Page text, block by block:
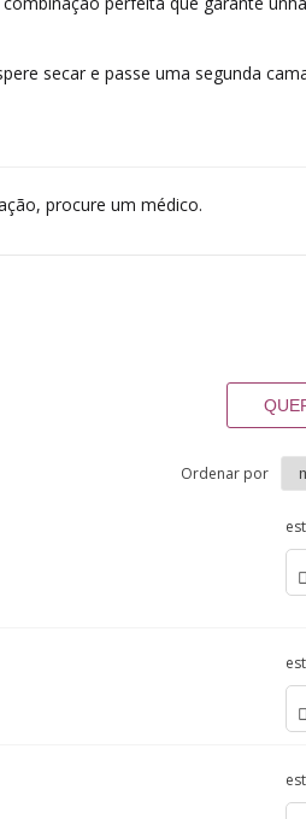
secar e passe uma segunda
procure um médico.
Ordenar por